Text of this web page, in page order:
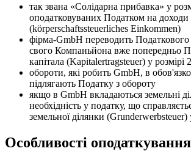
так звана «Солідарна прибавка» у
оподатковуваних Податком на
(körperschaftssteuerliches Einkommen)
фірма-GmbH переводить Податкового
свого Компаньйона вже попередньо
капіталa (Kapitalertragsteuer) у розмірі
обороти, які робить GmbH, в
підлягають Податку з обороту
якщо в GmbH вкладаються земельні
необхідність у податку, що
земельної ділянки (Grunderwerbsteuer)
Особливості оподаткування